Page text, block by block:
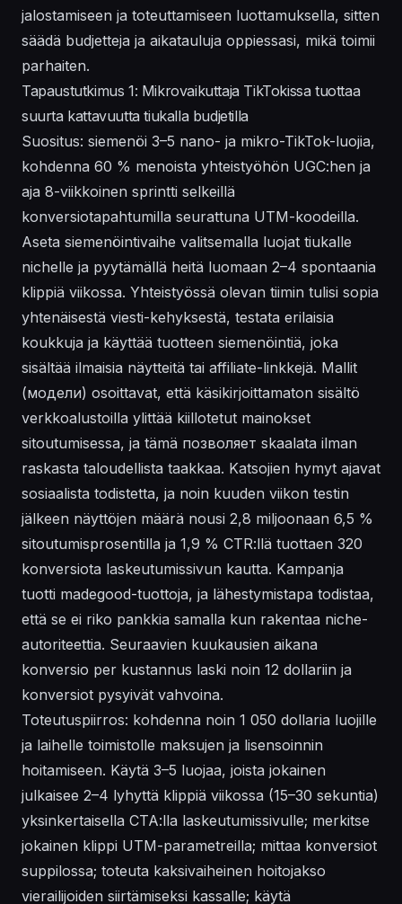
jalostamiseen ja toteuttamiseen luottamuksella, sitten
säädä budjetteja ja aikatauluja oppiessasi, mikä toimii
parhaiten.
Tapaustutkimus 1: Mikrovaikuttaja TikTokissa tuottaa
suurta kattavuutta tiukalla budjetilla
Suositus: siemenöi 3–5 nano- ja mikro-TikTok-luojia,
kohdenna 60 % menoista yhteistyöhön UGC:hen ja
aja 8-viikkoinen sprintti selkeillä
konversiotapahtumilla seurattuna UTM-koodeilla.
Aseta siemenöintivaihe valitsemalla luojat tiukalle
nichelle ja pyytämällä heitä luomaan 2–4 spontaania
klippiä viikossa. Yhteistyössä olevan tiimin tulisi sopia
yhtenäisestä viesti-kehyksestä, testata erilaisia
koukkuja ja käyttää tuotteen siemenöintiä, joka
sisältää ilmaisia näytteitä tai affiliate-linkkejä. Mallit
(модели) osoittavat, että käsikirjoittamaton sisältö
verkkoalustoilla ylittää kiillotetut mainokset
sitoutumisessa, ja tämä позволяет skaalata ilman
raskasta taloudellista taakkaa. Katsojien hymyt ajavat
sosiaalista todistetta, ja noin kuuden viikon testin
jälkeen näyttöjen määrä nousi 2,8 miljoonaan 6,5 %
sitoutumisprosentilla ja 1,9 % CTR:llä tuottaen 320
konversiota laskeutumissivun kautta. Kampanja
tuotti madegood-tuottoja, ja lähestymistapa todistaa,
että se ei riko pankkia samalla kun rakentaa niche-
autoriteettia. Seuraavien kuukausien aikana
konversio per kustannus laski noin 12 dollariin ja
konversiot pysyivät vahvoina.
Toteutuspiirros: kohdenna noin 1 050 dollaria luojille
ja laihelle toimistolle maksujen ja lisensoinnin
hoitamiseen. Käytä 3–5 luojaa, joista jokainen
julkaisee 2–4 lyhyttä klippiä viikossa (15–30 sekuntia)
yksinkertaisella CTA:lla laskeutumissivulle; merkitse
jokainen klippi UTM-parametreilla; mittaa konversiot
suppilossa; toteuta kaksivaiheinen hoitojakso
vierailijoiden siirtämiseksi kassalle; käytä